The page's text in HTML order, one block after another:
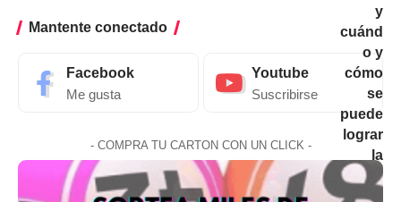
Mantente conectado
Facebook
Me gusta
Youtube
Suscribirse
- COMPRA TU CARTON CON UN CLICK -